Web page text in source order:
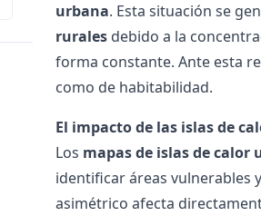
urbana. Esta situación se
rurales debido a la
forma constante. Ante esta
como de habitabilidad.
El impacto de las islas de
Los mapas de islas de
identificar áreas vulnerables
asimétrico afecta